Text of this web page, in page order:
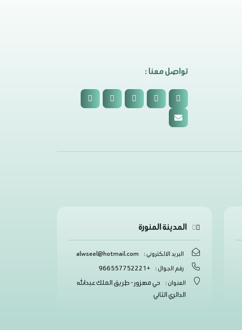
تواصل معنا :
المدينة المنورة
البريد الالكتروني : alwseel@hotmail.com
رقم الجوال : +966557752221
العنوان :
حي مهزور - طريق الملك عبدالله
الدائري الثاني